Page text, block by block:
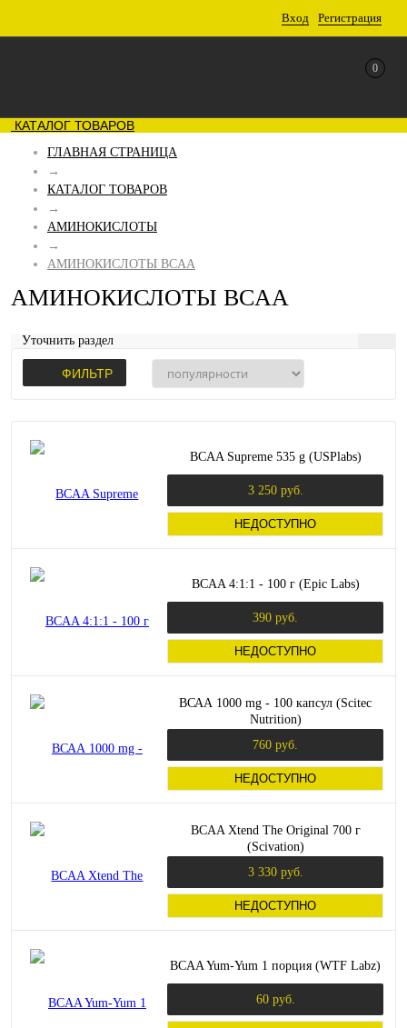
Вход Регистрация
0
КАТАЛОГ ТОВАРОВ
ГЛАВНАЯ СТРАНИЦА
→
КАТАЛОГ ТОВАРОВ
→
АМИНОКИСЛОТЫ
→
АМИНОКИСЛОТЫ BCAA
АМИНОКИСЛОТЫ BCAA
Уточнить раздел
ФИЛЬТР
BCAA Supreme 535 g (USPlabs)
3 250 руб.
НЕДОСТУПНО
BCAA 4:1:1 - 100 г (Epic Labs)
390 руб.
НЕДОСТУПНО
ВСАА 1000 mg - 100 капсул (Scitec
Nutrition)
760 руб.
НЕДОСТУПНО
BCAA Xtend The Original 700 г
(Scivation)
3 330 руб.
НЕДОСТУПНО
BCAA Yum-Yum 1 порция (WTF Labz)
60 руб.